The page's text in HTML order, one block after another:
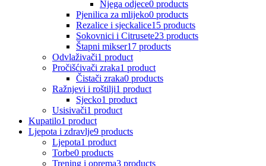
Njega odjece0 products
Pjenilica za mlijeko0 products
Rezalice i sjeckalice15 products
Sokovnici i Citrusete23 products
Štapni mikser17 products
Odvlaživači1 product
Pročišćivači zraka1 product
Čistači zraka0 products
Ražnjevi i roštilji1 product
Sjecko1 product
Usisivači1 product
Kupatilo1 product
Ljepota i zdravlje9 products
Ljepota1 product
Torbe0 products
Trening i oprema3 products